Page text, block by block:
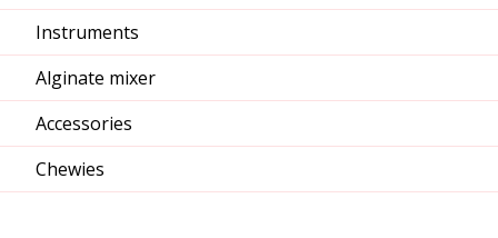
Instruments
Alginate mixer
Accessories
Chewies